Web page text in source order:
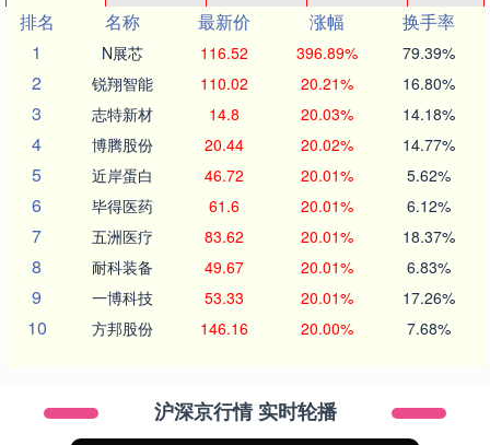
排名
名称 最新价 涨幅
换手率
1
N展芯 116.52 396.89% 79.39%
2 锐翔智能 110.02 20.21% 16.80%
3 志特新材 14.8 20.03% 14.18%
4 博腾股份 20.44 20.02% 14.77%
5 近岸蛋白 46.72 20.01% 5.62%
6 毕得医药 61.6 20.01% 6.12%
7 五洲医疗 83.62 20.01% 18.37%
8 耐科装备 49.67 20.01% 6.83%
9 一博科技 53.33 20.01% 17.26%
10 方邦股份 146.16 20.00% 7.68%
沪深京行情 实时轮播